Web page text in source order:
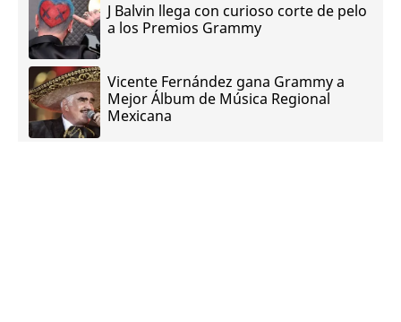
J Balvin llega con curioso corte de pelo
a los Premios Grammy
Vicente Fernández gana Grammy a
Mejor Álbum de Música Regional
Mexicana